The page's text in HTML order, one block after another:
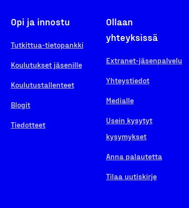
Opi ja innostu
Tutkittua-tietopankki
Koulutukset jäsenille
Koulutustallenteet
Blogit
Tiedotteet
Ollaan
yhteyksissä
Extranet-jäsenpalvelu
Yhteystiedot
Medialle
Usein kysytyt
kysymykset
Anna palautetta
Tilaa uutiskirje